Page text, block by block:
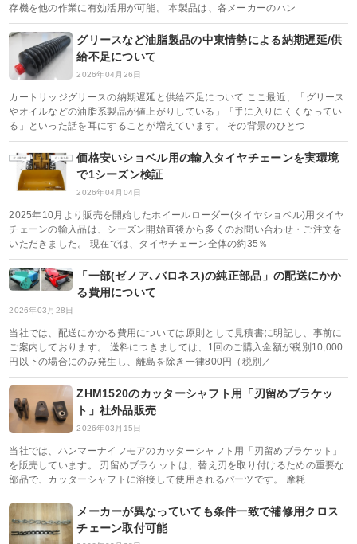
存機を他の作業に有効活用が可能。 本製品は、各メーカーのハン
グリースなど油脂製品の中東情勢による納期遅延/供
給不足について
2026年04月26日
カートリッジグリースの納期遅延と供給不足について ここ最近、「グリース
やオイルなどの油脂系製品が値上がりしている」「手に入りにくくなってい
る」といった話を耳にすることが増えています。 その背景のひとつ
価格安いショベル用の輸入タイヤチェーンを実環境
で1シーズン検証
2026年04月04日
2025年10月より販売を開始したホイールローダー(タイヤショベル)用タイヤ
チェーンの輸入品は、シーズン開始直後から多くのお問い合わせ・ご注文を
いただきました。 現在では、タイヤチェーン全体の約35％
「一部(ゼノア､バロネス)の純正部品」の配送にかか
る費用について
2026年03月28日
当社では、配送にかかる費用については原則として見積書に明記し、事前に
ご案内しております。 送料につきましては、1回のご購入金額が税別10,000
円以下の場合にのみ発生し、離島を除き一律800円（税別／
ZHM1520のカッターシャフト用「刃留めブラケッ
ト」社外品販売
2026年03月15日
当社では、ハンマーナイフモアのカッターシャフト用「刃留めブラケット」
を販売しています。 刃留めブラケットは、替え刃を取り付けるための重要な
部品で、カッターシャフトに溶接して使用されるパーツです。 摩耗
メーカーが異なっていても条件一致で補修用クロス
チェーン取付可能